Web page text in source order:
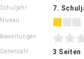
Schuljahr 7.
Niveau
Bewertungen
Seitenzahl 3 Seiten